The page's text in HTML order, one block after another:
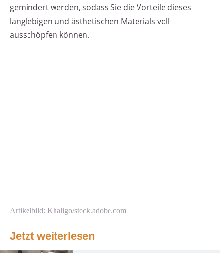
gemindert werden, sodass Sie die Vorteile dieses
langlebigen und ästhetischen Materials voll
ausschöpfen können.
Artikelbild: Khaligo/stock.adobe.com
Jetzt weiterlesen